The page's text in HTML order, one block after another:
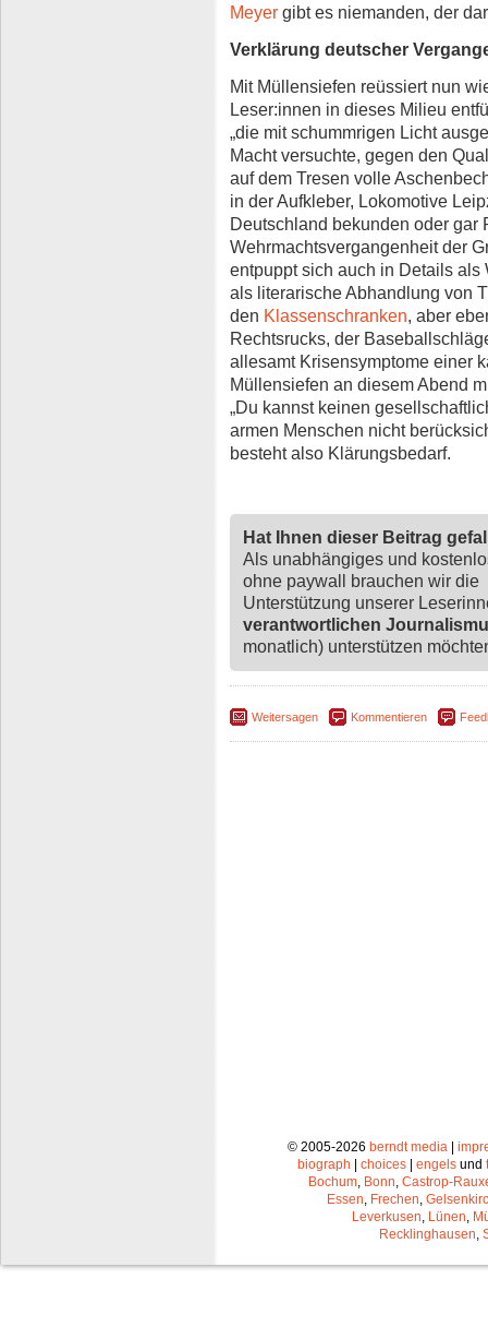
Meyer gibt es niemanden, der
Verklärung deutscher
Mit Müllensiefen reüssiert nun
Leser:innen in dieses Milieu
„die mit schummrigen Licht
Macht versuchte, gegen den
auf dem Tresen volle
in der Aufkleber, Lokomotive
Deutschland bekunden oder gar
Wehrmachtsvergangenheit der
entpuppt sich auch in Details
als literarische Abhandlung von
den Klassenschranken, aber
Rechtsrucks, der
allesamt Krisensymptome einer
Müllensiefen an diesem Abend
„Du kannst keinen
armen Menschen nicht
besteht also Klärungsbedarf.
Hat Ihnen dieser Beitrag
Als unabhängiges und
ohne paywall brauchen wir die
Unterstützung unserer
verantwortlichen
monatlich) unterstützen
Weitersagen Kommentieren
© 2005-2026 berndt media|
biograph
choices engels und
Bochum, Bonn, Castrop-
Essen, Frechen,
Leverkusen, Lünen,
Recklinghausen,